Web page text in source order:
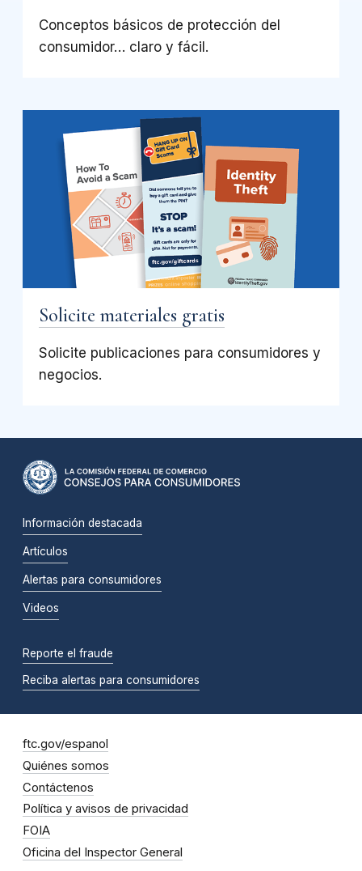
Conceptos básicos de protección del
consumidor… claro y fácil.
Solicite materiales gratis
Solicite publicaciones para consumidores y
negocios.
Información destacada
Artículos
Alertas para consumidores
Videos
Reporte el fraude
Reciba alertas para consumidores
ftc.gov/espanol
Quiénes somos
Contáctenos
Política y avisos de privacidad
FOIA
Oficina del Inspector General